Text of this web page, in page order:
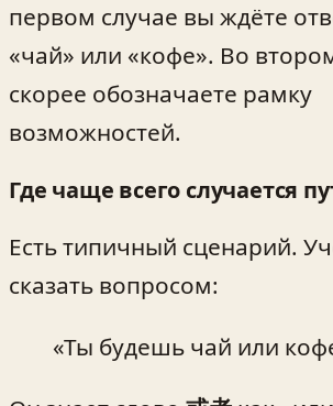
первом случае вы ждёте
«чай» или «кофе». Во
скорее обозначаете рамку
возможностей.
Где чаще всего случается
Есть типичный сценарий.
сказать вопросом:
«Ты будешь чай или